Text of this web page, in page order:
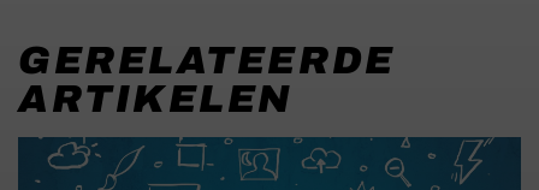
GERELATEERDE
ARTIKELEN